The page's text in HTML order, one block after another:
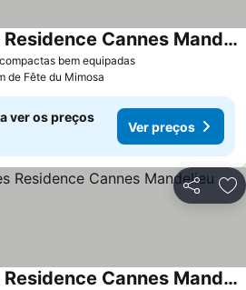
bem equipadasVer preços
Pierre & Vacances Residence Cannes Mandelieu
de Fête du Mimosa
ver os preços
Ver preços
Partilhar
Pierre & Vacances Residence Cannes Mandelieu